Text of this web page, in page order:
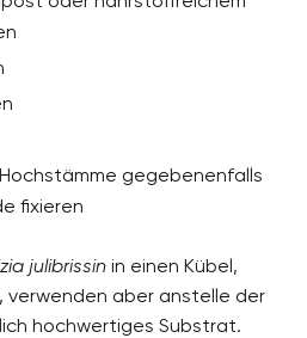
gegebenenfalls
fixieren
julibrissin in einen Kübel,
verwenden aber anstelle der
hochwertiges Substrat.